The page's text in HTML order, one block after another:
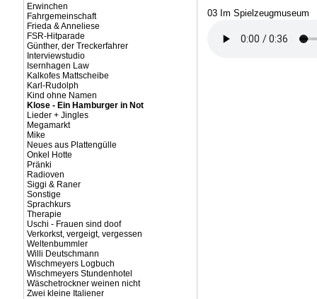
Erwinchen
Fahrgemeinschaft
Frieda & Anneliese
FSR-Hitparade
Günther, der Treckerfahrer
Interviewstudio
Isernhagen Law
Kalkofes Mattscheibe
Karl-Rudolph
Kind ohne Namen
Klose - Ein Hamburger in Not
Lieder + Jingles
Megamarkt
Mike
Neues aus Plattengülle
Onkel Hotte
Pränki
Radioven
Siggi & Raner
Sonstige
Sprachkurs
Therapie
Uschi - Frauen sind doof
Verkorkst, vergeigt, vergessen
Weltenbummler
Willi Deutschmann
Wischmeyers Logbuch
Wischmeyers Stundenhotel
Wäschetrockner weinen nicht
Zwei kleine Italiener
03 Im Spielzeugmuseum